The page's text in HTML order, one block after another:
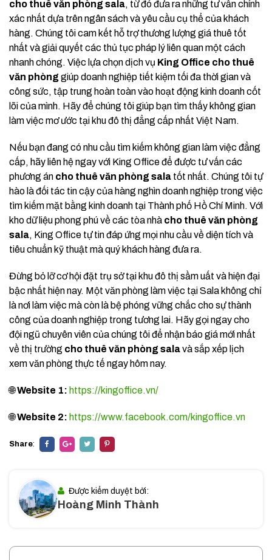
cho thuê văn phòng sala, từ đó đưa ra những tư vấn chính
xác nhất dựa trên ngân sách và yêu cầu cụ thể của khách
hàng. Chúng tôi cam kết hỗ trợ thương lượng giá thuê tốt
nhất và giải quyết các thủ tục pháp lý liên quan một cách
nhanh chóng. Việc lựa chọn dịch vụ King Office cho thuê
văn phònggiúp doanh nghiệp tiết kiệm tối đa thời gian và
công sức, tập trung hoàn toàn vào hoạt động kinh doanh cốt
lõi của mình. Hãy để chúng tôi giúp bạn tìm thấy không gian
làm việc mơ ước tại khu đô thị đẳng cấp nhất Việt Nam.
Nếu bạn đang có nhu cầu tìm kiếm không gian làm việc đẳng
cấp, hãy liên hệ ngay với King Office để được tư vấn các
phương án cho thuê văn phòng sala tốt nhất. Chúng tôi tự
hào là đối tác tin cậy của hàng nghìn doanh nghiệp trong việc
tìm kiếm mặt bằng kinh doanh tại Thành phố Hồ Chí Minh. Với
kho dữ liệu phong phú về các tòa nhà cho thuê văn phòng
sala, King Office tự tin đáp ứng mọi nhu cầu về diện tích và
tiêu chuẩn kỹ thuật mà quý khách hàng đưa ra.
Đừng bỏ lỡ cơ hội đặt trụ sở tại khu đô thị sầm uất và hiện đại
bậc nhất hiện nay. Một văn phòng làm việc tại Sala không chỉ
là nơi làm việc mà còn là bệ phóng vững chắc cho sự thành
công của doanh nghiệp trong tương lai. Hãy gọi ngay cho
đội ngũ chuyên viên của chúng tôi để nhận báo giá mới nhất
về thị trường cho thuê văn phòng salavà sắp xếp lịch
xem văn phòng thực tế ngay hôm nay.
🌐Website 1: https://kingoffice.vn/
🌐Website 2: https://www.facebook.com/kingoffice.vn
Share:
Được kiểm duyệt bởi:
Hoàng Minh Thành